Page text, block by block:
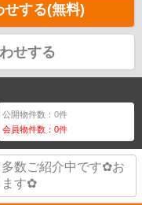
せする(無料)
せする
公開物件数：0件
会員物件数：0件
数ご紹介中です✿お
ます✿